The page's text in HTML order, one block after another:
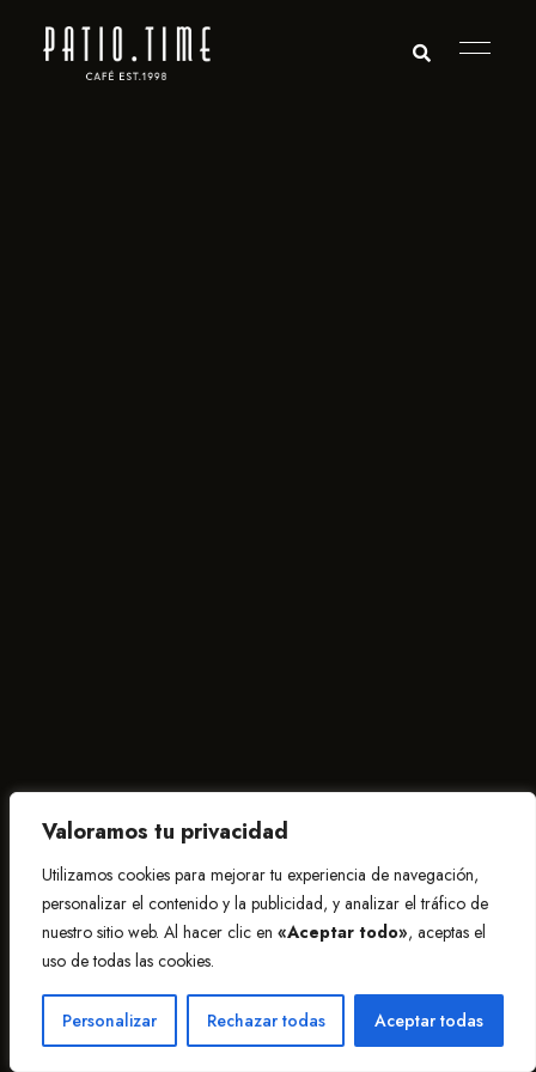
Valoramos tu privacidad
Utilizamos cookies para mejorar tu experiencia de navegación,
personalizar el contenido y la publicidad, y analizar el tráfico de
nuestro sitio web. Al hacer clic en «Aceptar todo», aceptas el
uso de todas las cookies.
Personalizar Rechazar todas Aceptar todas